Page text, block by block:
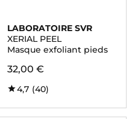
LABORATOIRE SVR
XERIAL PEEL
Masque exfoliant pieds
32,00 €
4,7 (40)